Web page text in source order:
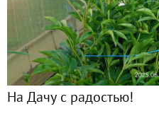
На Дачу с радостью!
А я клад нашла! Или
Сезон-2025. Мартовские
Сезон-2025. Грунт для